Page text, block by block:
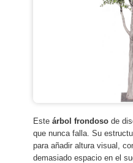
Esteárbol frondoso de
que nunca falla. Su
para añadir altura visual,
demasiado espacio en el